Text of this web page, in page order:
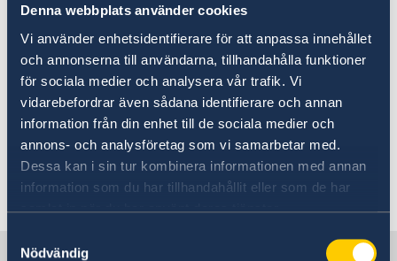
Denna webbplats använder cookies
Vi använder enhetsidentifierare för att anpassa innehållet
och annonserna till användarna, tillhandahålla funktioner
för sociala medier och analysera vår trafik. Vi
vidarebefordrar även sådana identifierare och annan
information från din enhet till de sociala medier och
annons- och analysföretag som vi samarbetar med.
Dessa kan i sin tur kombinera informationen med annan
information som du har tillhandahållit eller som de har
samlat in när du har använt deras tjänster.
Nödvändig
Work in Sweden | sweden.se
europa.eu
The Swedish Migration Agency
Last updated 08 Feb 2019, 10.39 AM